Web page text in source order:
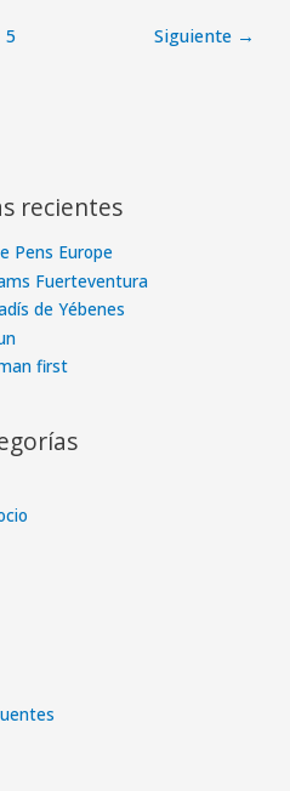
5 Siguiente →
recientes
Pens Europe
Fuerteventura
de Yébenes
first